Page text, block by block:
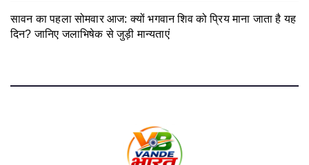
सावन का पहला सोमवार आज: क्यों भगवान शिव को प्रिय माना जाता है यह
दिन? जानिए जलाभिषेक से जुड़ी मान्यताएं